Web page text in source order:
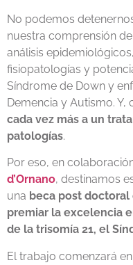
No podemos
nuestra comprensión
análisis
fisiopatologías y
Síndrome de Down y
Demencia y Autismo. Y,
cada vez más a un
patologías.
Por eso, en
d’Ornano, destinamos
una beca post doctoral
premiar la excelencia
de la trisomía 21, el
El trabajo comenzará